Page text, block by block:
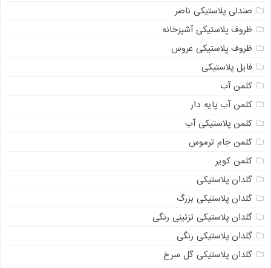
صندلی پلاستیکی ناصر
ظروف پلاستیکی آشپزخانه
ظروف پلاستیکی عروس
فایل پلاستیکی
کلمن آب
کلمن آب پایه دار
کلمن پلاستیکی آب
کلمن جام ترموس
کلمن کویر
گلدان پلاستیکی
گلدان پلاستیکی بزرگ
گلدان پلاستیکی تزئینی رنگی
گلدان پلاستیکی رنگی
گلدان پلاستیکی گل سرخ